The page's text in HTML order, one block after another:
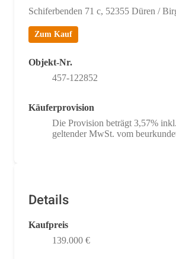
Schiferbenden 71 c, 52355 Düren /
Zum Kauf
Objekt-Nr.
457-122852
Käuferprovision
Die Provision beträgt 3,57%
geltender MwSt. vom
Details
Kaufpreis
139.000 €